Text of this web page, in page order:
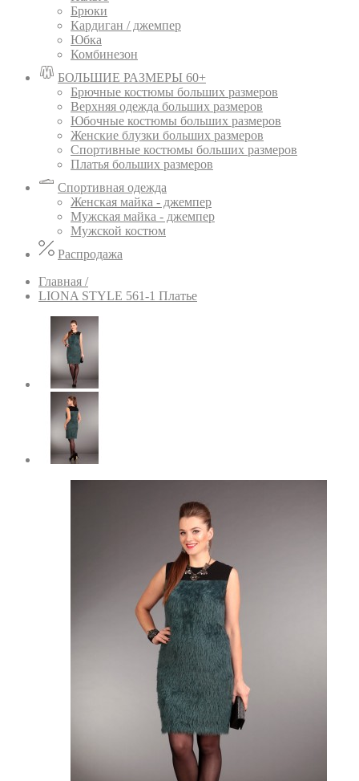
Брюки
Кардиган / джемпер
Юбка
Комбинезон
БОЛЬШИЕ РАЗМЕРЫ 60+
Брючные костюмы больших размеров
Верхняя одежда больших размеров
Юбочные костюмы больших размеров
Женские блузки больших размеров
Спортивные костюмы больших размеров
Платья больших размеров
Спортивная одежда
Женская майка - джемпер
Мужская майка - джемпер
Мужской костюм
Распродажа
Главная /
LIONA STYLE 561-1 Платье